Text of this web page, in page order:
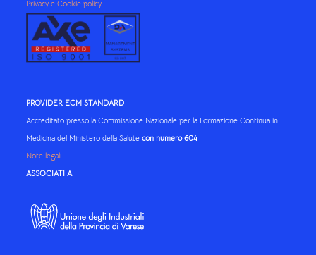
Privacy e Cookie policy
PROVIDER ECM STANDARD
Accreditato presso la Commissione Nazionale per la Formazione Continua in
Medicina del Ministero della Salutecon numero 604
Note legali
ASSOCIATI A